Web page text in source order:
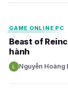
GAME ONLINE PC
Beast of
hành
N Nguyễn Hoàng